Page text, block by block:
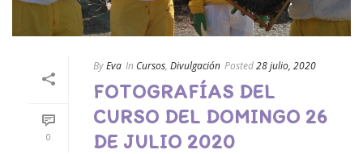
0
ByEva In Cursos, Divulgación Posted28 julio, 2020
FOTOGRAFÍAS DEL
CURSO DEL DOMINGO 26
DE JULIO 2020